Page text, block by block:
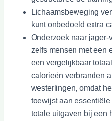
Lichaamsbeweging
kunt onbedoeld extra
Onderzoek naar jager-
zelfs mensen met een
een vergelijkbaar
calorieën verbranden
westerlingen, omdat
toewijst aan
totale uitgaven bij een